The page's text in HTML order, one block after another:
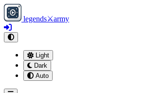
legends⚔army
Light
Dark
Auto